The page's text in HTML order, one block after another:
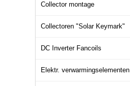
Collector montage
Collectoren "Solar Keymark"
DC Inverter Fancoils
Elektr. verwarmingselementen